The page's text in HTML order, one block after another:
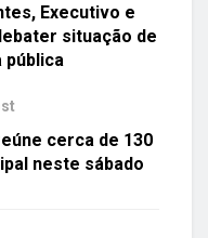
Executivo e
situação de
pública
cerca de 130
neste sábado